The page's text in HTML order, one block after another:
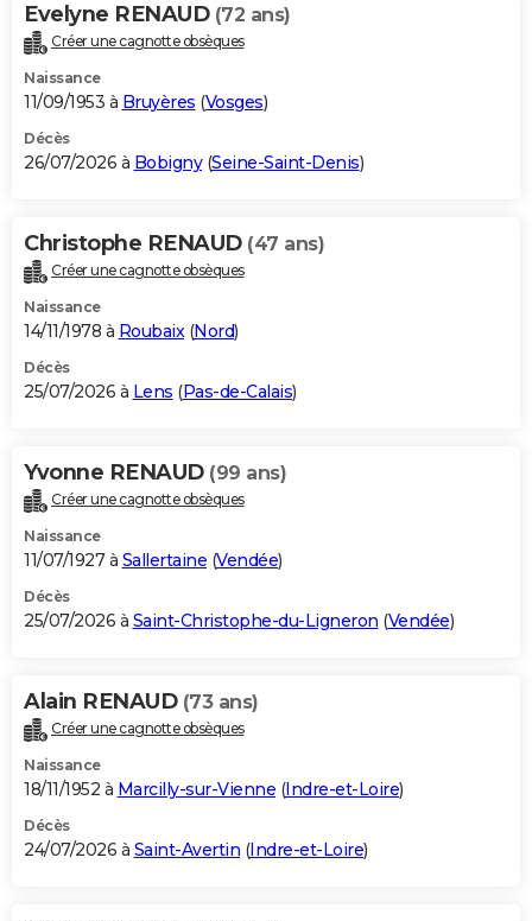
Alimentation
Guide de la santé
Maladies
Médicaments
Sommeil
VOYAGE
Destinations
City break
Voyage nature
Voyage de noces
Forum
Climat
+PHOTO
GUIDES D'ACHAT
BONS PLANS
Carte de Noël
Carte Bonne année
Carte Saint-Valentin
Carte Pâques
Carte d'anniversaire
DICTIONNAIRE
Dictionnaire
Biographies
Citations
Expressions
Proverbes
PROGRAMME TV
S'inscrire
Se connecter
Lycées
Collèges
Primaires
Universités
Entreprises
Service militaire
Avis de recherche
AVIS DE DÉCÈS
Bricolage
Lifestyle
Culture
Sport
Auto
Television
Voyage
Cinema
Evelyne RENAUD (72 ans)
Créer une cagnotte obsèques
Naissance
11/09/1953 à Bruyères (Vosges)
Décès
26/07/2026 à Bobigny(Seine-Saint-Denis)
Christophe RENAUD (47 ans)
Créer une cagnotte obsèques
Naissance
14/11/1978 à Roubaix(Nord)
Décès
25/07/2026 à Lens (Pas-de-Calais)
Yvonne RENAUD (99 ans)
Créer une cagnotte obsèques
Naissance
11/07/1927 à Sallertaine (Vendée)
Décès
25/07/2026 à Saint-Christophe-du-Ligneron (Vendée)
Alain RENAUD (73 ans)
Créer une cagnotte obsèques
Naissance
18/11/1952 à Marcilly-sur-Vienne (Indre-et-Loire)
Décès
24/07/2026 à Saint-Avertin (Indre-et-Loire)